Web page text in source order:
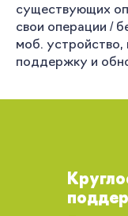
существующих
свои операции /
моб. устройство,
поддержку и